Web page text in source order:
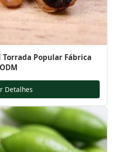
Popular Fábrica
Detalhes